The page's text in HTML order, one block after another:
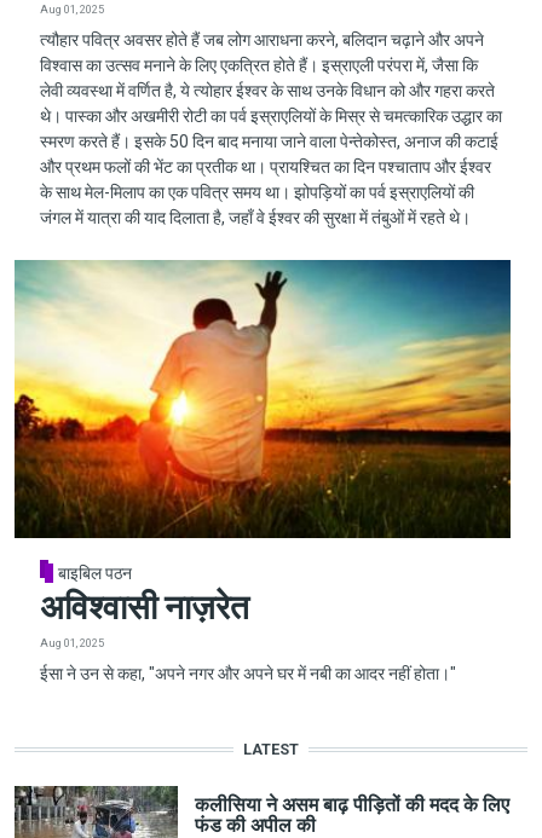
Aug 01, 2025
त्यौहार पवित्र अवसर होते हैं जब लोग आराधना करने, बलिदान चढ़ाने और अपने
विश्वास का उत्सव मनाने के लिए एकत्रित होते हैं। इस्राएली परंपरा में, जैसा कि
लेवी व्यवस्था में वर्णित है, ये त्योहार ईश्वर के साथ उनके विधान को और गहरा करते
थे। पास्का और अखमीरी रोटी का पर्व इस्राएलियों के मिस्र से चमत्कारिक उद्धार का
स्मरण करते हैं। इसके 50 दिन बाद मनाया जाने वाला पेन्तेकोस्त, अनाज की कटाई
और प्रथम फलों की भेंट का प्रतीक था। प्रायश्चित का दिन पश्चाताप और ईश्वर
के साथ मेल-मिलाप का एक पवित्र समय था। झोपड़ियों का पर्व इस्राएलियों की
जंगल में यात्रा की याद दिलाता है, जहाँ वे ईश्वर की सुरक्षा में तंबुओं में रहते थे।
बाइबिल पठन
अविश्वासी नाज़रेत
Aug 01, 2025
ईसा ने उन से कहा, "अपने नगर और अपने घर में नबी का आदर नहीं होता।"
LATEST
कलीसिया ने असम बाढ़ पीड़ितों की मदद के लिए
फंड की अपील की